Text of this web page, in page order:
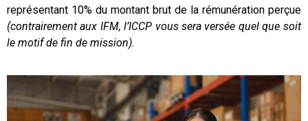
représentant 10% du montant brut de la rémunération perçue
(contrairement aux IFM, l’ICCP vous sera versée quel que soit
le motif de fin de mission).